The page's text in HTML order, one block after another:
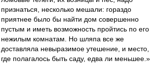
признаться, несколько мешали: гораздо
приятнее было бы найти дом совершенно
пустым и иметь возможность пройтись по его
нежилым комнатам. Но шляпа все же
доставляла невыразимое утешение, и место,
где полагалось быть саду, едва ли меньшее.»